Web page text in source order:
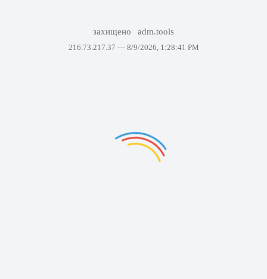
захищено adm.tools
216.73.217.37 — 8/9/2026, 1:28:41 PM